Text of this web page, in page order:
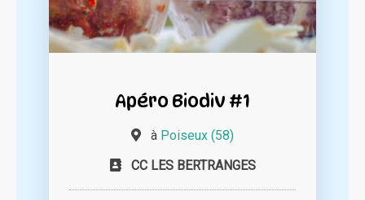
Apéro Biodiv #1
à Poiseux (58)
CC LES BERTRANGES